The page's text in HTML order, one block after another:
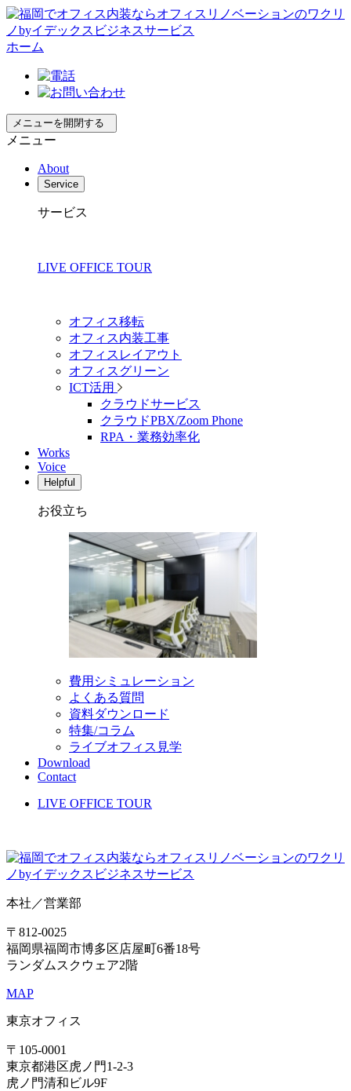
ホーム
メニューを開閉する
メニュー
About
Service
サービス
LIVE OFFICE TOUR
オフィス移転
オフィス内装工事
オフィスレイアウト
オフィスグリーン
ICT活用
クラウドサービス
クラウドPBX/Zoom Phone
RPA・業務効率化
Works
Voice
Helpful
お役立ち
費用シミュレーション
よくある質問
資料ダウンロード
特集/コラム
ライブオフィス見学
Download
Contact
LIVE OFFICE TOUR
本社／営業部
〒812-0025
福岡県福岡市博多区店屋町6番18号
ランダムスクウェア2階
MAP
東京オフィス
〒105-0001
東京都港区虎ノ門1-2-3
虎ノ門清和ビル9F